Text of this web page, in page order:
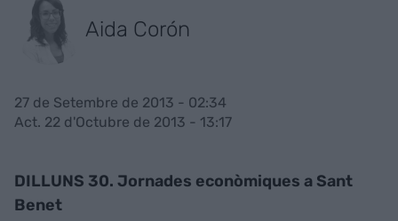
Aida Corón
27 de Setembre de 2013 - 02:34
Act. 22 d'Octubre de 2013 - 13:17
DILLUNS 30. Jornades econòmiques a Sant
Benet